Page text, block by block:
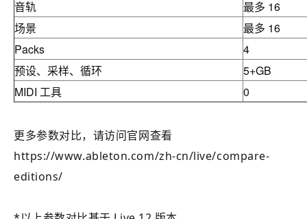
音轨
最多 16
场景
最多 16
Packs
4
预设、采样、循环
5+GB
MIDI 工具
0
更多参数对比，请访问官网查看
https://www.ableton.com/zh-cn/live/compare-
editions/